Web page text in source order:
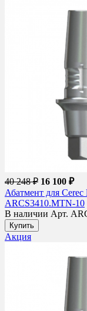
40 248 ₽ 16 100 ₽
Абатмент для
ARCS3410.MTN-10
В наличии Арт.
Купить
Акция